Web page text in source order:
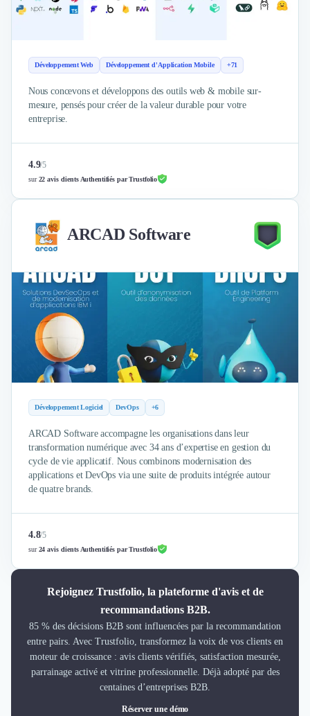
Développement Web Développement d'Application Mobile +71
Nous concevons et développons des outils web & mobile sur-
mesure, pensés pour créer de la valeur durable pour votre
entreprise.
4.9/5
sur22 avis clients Authentifiés par Trustfolio
ARCAD Software
Développement Logiciel DevOps +6
ARCAD Software accompagne les organisations dans leur
transformation numérique avec 34 ans d’expertise en gestion du
cycle de vie applicatif. Nous combinons modernisation des
applications et DevOps via une suite de produits intégrée autour
de quatre brands.
4.8/5
sur24 avis clients Authentifiés par Trustfolio
Rejoignez Trustfolio, la plateforme d'avis et de
recommandations B2B.
85 % des décisions B2B sont influencées par la recommandation
entre pairs. Avec Trustfolio, transformez la voix de vos clients en
moteur de croissance : avis clients vérifiés, satisfaction mesurée,
parrainage activé et vitrine professionnelle. Déjà adopté par des
centaines d’entreprises B2B.
Réserver une démo